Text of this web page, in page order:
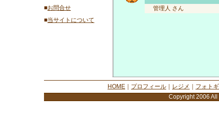
■お問合せ
■当サイトについて
管理人 さん
HOME プロフィール レジメ
フォト
Copyright 2006